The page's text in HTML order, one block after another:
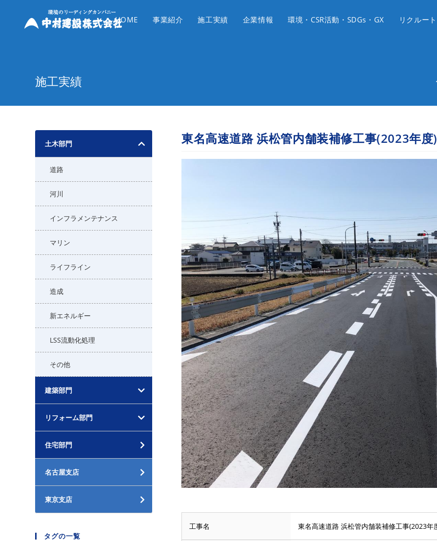
HOME 事業紹介 施工実績 企業情報 環境・CSR活動・SDGs・GX リクルート
施工実績
東名高速道路 浜松管内舗装補修工事(2023年度)
工事名 東名高速道路 浜松管内舗装補修工事(2023年
土木部門
道路
河川
インフラメンテナンス
マリン
ライフライン
造成
新エネルギー
LSS流動化処理
その他
建築部門
リフォーム部門
住宅部門
名古屋支店
東京支店
タグの一覧